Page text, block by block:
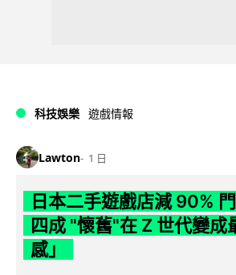
科技娛樂 遊戲情報
Lawton 1 日
日本二手遊戲店減 90%
四成 "懷舊"在 Z 世代變成
感」